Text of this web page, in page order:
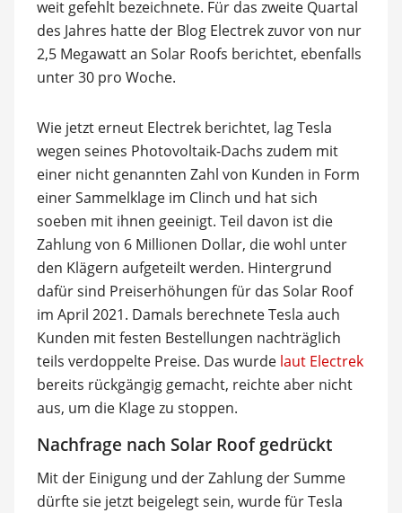
weit gefehlt bezeichnete. Für das zweite Quartal
des Jahres hatte der Blog Electrek zuvor von nur
2,5 Megawatt an Solar Roofs berichtet, ebenfalls
unter 30 pro Woche.
Wie jetzt erneut Electrek berichtet, lag Tesla
wegen seines Photovoltaik-Dachs zudem mit
einer nicht genannten Zahl von Kunden in Form
einer Sammelklage im Clinch und hat sich
soeben mit ihnen geeinigt. Teil davon ist die
Zahlung von 6 Millionen Dollar, die wohl unter
den Klägern aufgeteilt werden. Hintergrund
dafür sind Preiserhöhungen für das Solar Roof
im April 2021. Damals berechnete Tesla auch
Kunden mit festen Bestellungen nachträglich
teils verdoppelte Preise. Das wurde laut Electrek
bereits rückgängig gemacht, reichte aber nicht
aus, um die Klage zu stoppen.
Nachfrage nach Solar Roof gedrückt
Mit der Einigung und der Zahlung der Summe
dürfte sie jetzt beigelegt sein, wurde für Tesla